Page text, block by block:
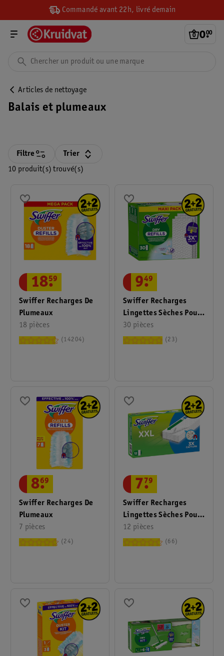
Commandé avant 22h, livré demain
0.
00
Articles de nettoyage
Balais et plumeaux
10 produit(s) trouvé(s)
Filtre Trier
Swiffer Recharges De
Plumeaux
18 pièces
18.
59
14204
Swiffer Recharges
Lingettes Sèches Pour
Sol Clean & Fresh
30 pièces
9.
49
23
Swiffer Recharges De
Plumeaux
7 pièces
8.
69
24
Swiffer Recharges
Lingettes Sèches Pour
Sols XXL
12 pièces
7.
79
66